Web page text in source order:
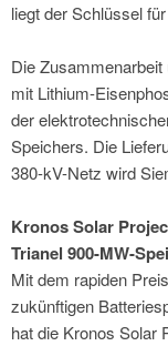
liegt der Schlüssel
Die
mit Lithium-
der
Speichers. Die
380-kV-Netz wird
Kronos Solar
Trianel 900-MW-
Mit dem rapiden
zukünftigen
hat die Kronos Solar